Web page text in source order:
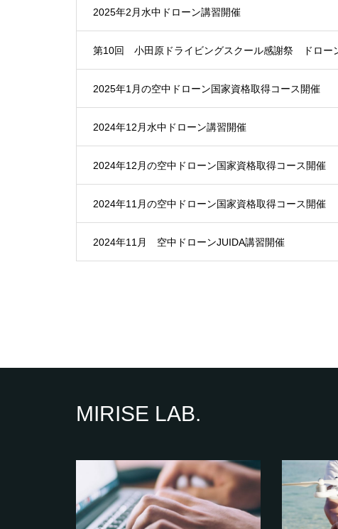
2025年2月水中ドローン講習開催
第10回 小田原ドライビングスクール感謝祭 ドロー
2025年1月の空中ドローン国家資格取得コース開催
2024年12月水中ドローン講習開催
2024年12月の空中ドローン国家資格取得コース開催
2024年11月の空中ドローン国家資格取得コース開催
2024年11月 空中ドローンJUIDA講習開催
MIRISE LAB.